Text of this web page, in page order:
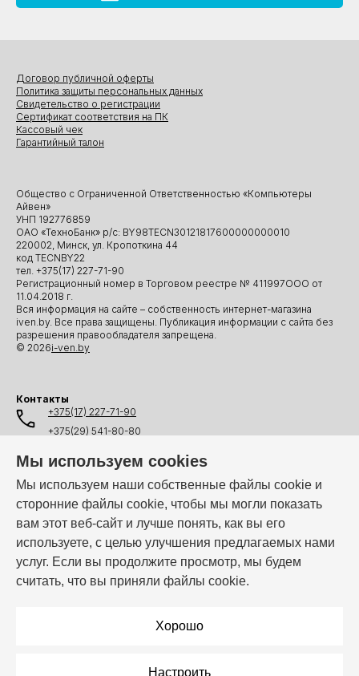
Мы используем cookies
Мы используем наши собственные файлы cookie и
сторонние файлы cookie, чтобы мы могли показать
вам этот веб-сайт и лучше понять, как вы его
используете, с целью улучшения предлагаемых нами
услуг. Если вы продолжите просмотр, мы будем
считать, что вы приняли файлы cookie.
Хорошо
Настроить
Общество с Ограниченной Ответственностью «Компьютеры
Айвен»
УНП 192776859
ОАО «ТехноБанк» р/с: BY98TECN30121817600000000010
220002, Минск, ул. Кропоткина 44
код TECNBY22
тел. +375(17) 227-71-90
Регистрационный номер в Торговом реестре № 411997ООО от
11.04.2018 г.
Вся информация на сайте – собственность интернет-магазина
iven.by. Все права защищены. Публикация информации с сайта без
разрешения правообладателя запрещена.
© 2026i-ven.by
Договор публичной оферты
Политика защиты персональных данных
Свидетельство о регистрации
Сертификат соответствия на ПК
Кассовый чек
Гарантийный талон
Контакты
+375(17) 227-71-90
+375(29) 541-80-80
+375(44) 541-80-80
info@i-ven.by
Мы в мессенджерах:
Режим работы: Пн–Пт: 10:00 – 19:00